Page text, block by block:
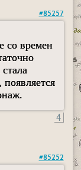
#85257
со времен
4
#85252